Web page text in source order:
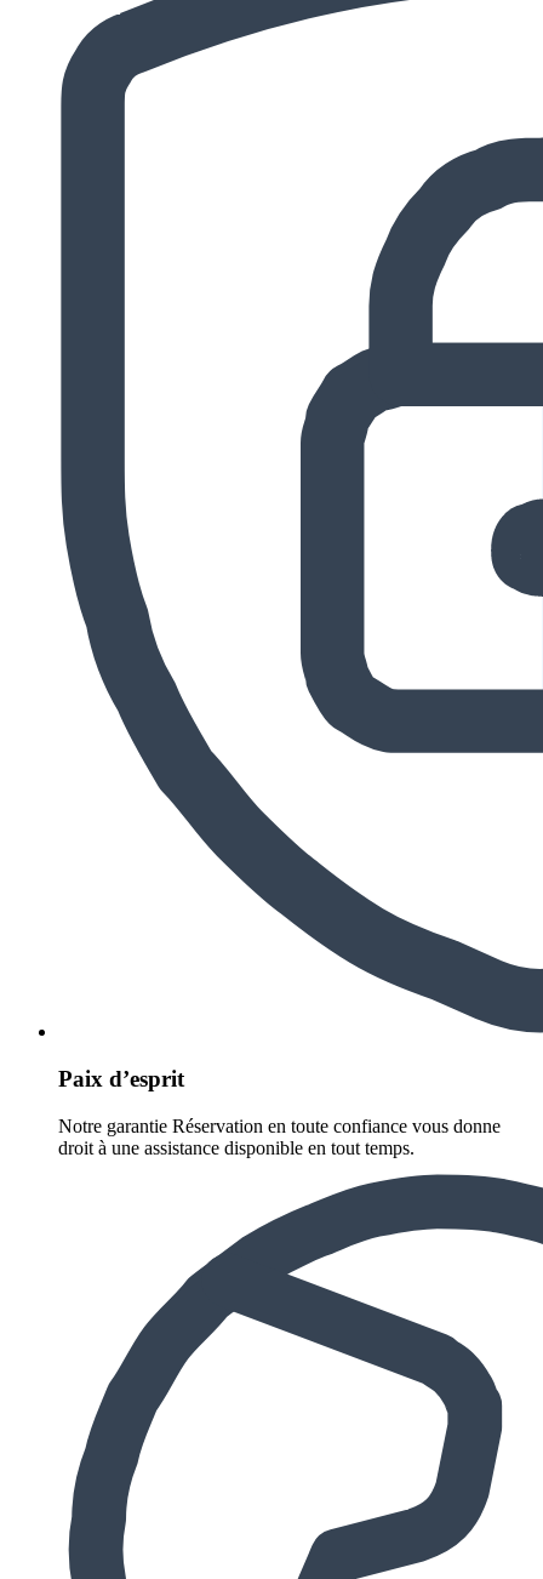
Paix d’esprit
Notre garantie Réservation en toute confiance vous donne
droit à une assistance disponible en tout temps.